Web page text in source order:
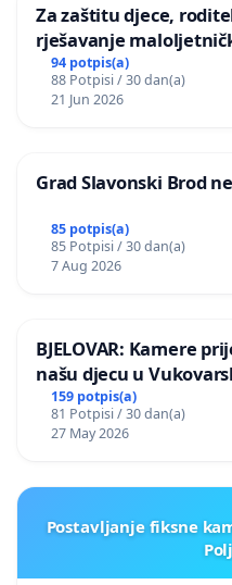
Za zaštitu djece,
rješavanje
94 potpis(a)
88 Potpisi / 30 dan(a)
21 Jun 2026
Grad Slavonski Brod
85 potpis(a)
85 Potpisi / 30 dan(a)
7 Aug 2026
BJELOVAR: Kamere
našu djecu u
159 potpis(a)
81 Potpisi / 30 dan(a)
27 May 2026
Postavljanje fiksne